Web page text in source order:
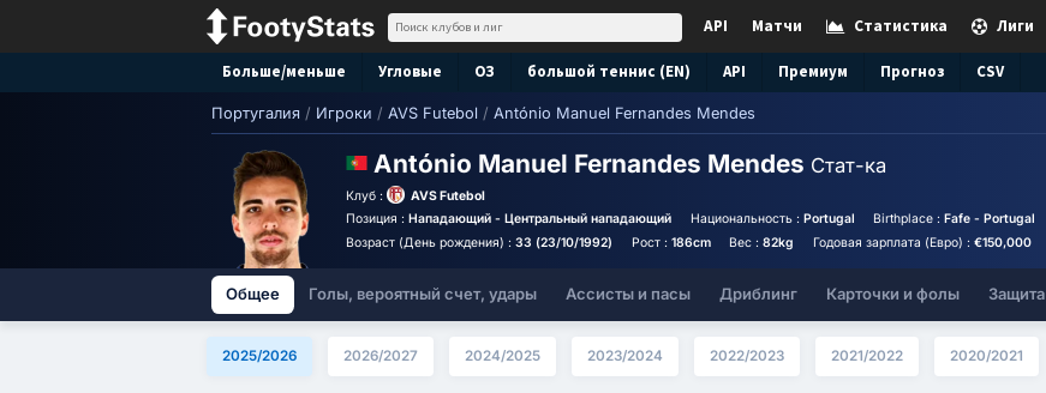
Лиги
Статистика
Матчи
API
Больше/меньше Угловые ОЗ большой теннис (EN) API Премиум Прогноз CSV
Португалия / Игроки / AVS Futebol / António Manuel Fernandes Mendes
António Manuel Fernandes Mendes Стат-ка
Клуб :
AVS Futebol
Позиция :Нападающий - Центральный нападающий Национальность : Portugal Birthplace :Fafe - Portugal
Возраст (День рождения) :33 (23/10/1992) Рост : 186cm Вес :82kg Годовая зарплата (Евро) : €150,000
Общее Голы, вероятный счет, удары Ассисты и пасы Дриблинг Карточки и фолы Защита
2025/2026 2026/2027 2024/2025 2023/2024 2022/2023 2021/2022 2020/2021